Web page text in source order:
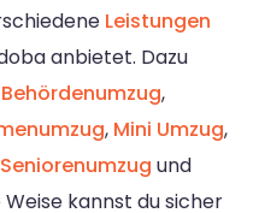
Leistungen
anbietet. Dazu
Behördenumzug,
, Mini Umzug,
Seniorenumzug und
Weise kannst du sicher